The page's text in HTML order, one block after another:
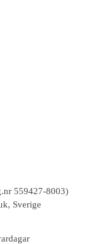
559427-8003)
Sverige